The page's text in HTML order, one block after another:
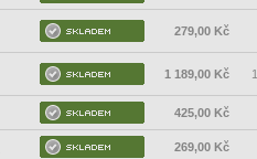
279,00 Kč
1 189,00 Kč
425,00 Kč
269,00 Kč